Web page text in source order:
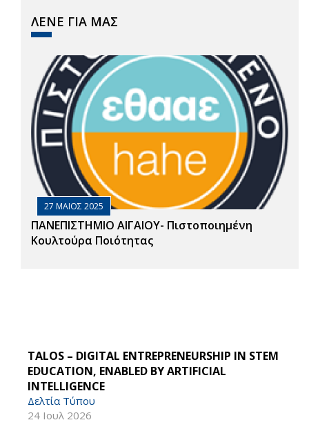
ΛΕΝΕ ΓΙΑ ΜΑΣ
27 ΜΑΙΟΣ 2025
ΠΑΝΕΠΙΣΤΗΜΙΟ ΑΙΓΑΙΟΥ- Πιστοποιημένη
Κουλτούρα Ποιότητας
TALOS – DIGITAL ENTREPRENEURSHIP IN STEM
EDUCATION, ENABLED BY ARTIFICIAL
INTELLIGENCE
Δελτία Τύπου
24 Ιουλ 2026